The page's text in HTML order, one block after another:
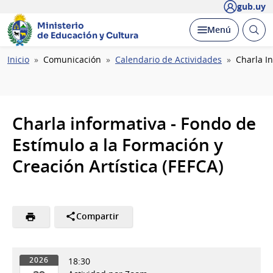
gub.uy
Ministerio
de Educación y Cultura
Desplegar
Menú Abrir
Ruta
Inicio Comunicación Calendario de Actividades Charla
Charla informativa - Fondo de
Estímulo a la Formación y
Creación Artística (FEFCA)
Compartir
2026
18:30